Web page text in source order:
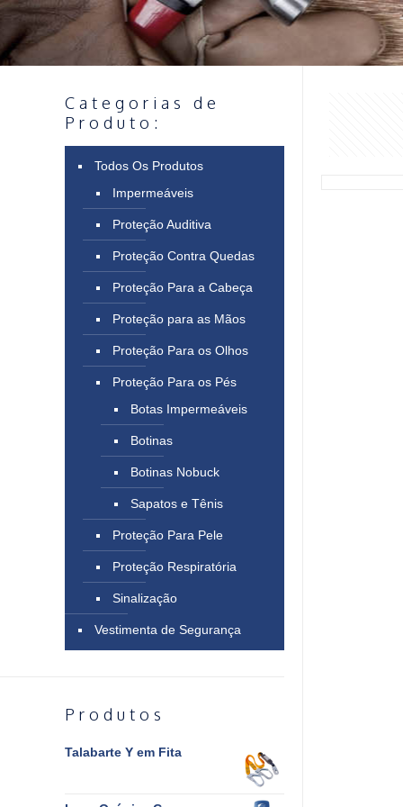
Categorias de
Produto:
Todos Os Produtos
Impermeáveis
Proteção Auditiva
Proteção Contra Quedas
Proteção Para a Cabeça
Proteção para as Mãos
Proteção Para os Olhos
Proteção Para os Pés
Botas Impermeáveis
Botinas
Botinas Nobuck
Sapatos e Tênis
Proteção Para Pele
Proteção Respiratória
Sinalização
Vestimenta de Segurança
Produtos
Talabarte Y em Fita